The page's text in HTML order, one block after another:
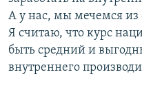
А у нас, мы мечемся из
Я считаю, что курс
быть средний и
внутреннего